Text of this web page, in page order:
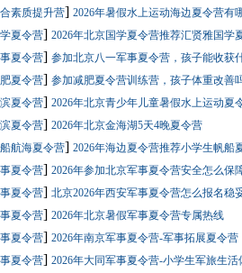
素质提升营] 2026年暑假水上运动海边夏令营有
夏令营] 2026年北京国学夏令营推荐汇贤雅国学
夏令营] 参加北京八一军事夏令营，孩子能收获
夏令营] 参加减肥夏令营训练营，孩子体重改善
夏令营] 2026年北京青少年儿童暑假水上运动夏
夏令营] 2026年北京金海湖5天4晚夏令营
航海夏令营] 2026年海边夏令营推荐小学生帆船
夏令营] 2026年参加北京军事夏令营安全怎么保
夏令营] 北京2026年西安军事夏令营怎么报名稳
夏令营] 2026年北京暑假军事夏令营专属热线
夏令营] 2026年南京军事夏令营-军事拓展夏令营
夏令营] 2026年大同军事夏令营-小学生军旅生活